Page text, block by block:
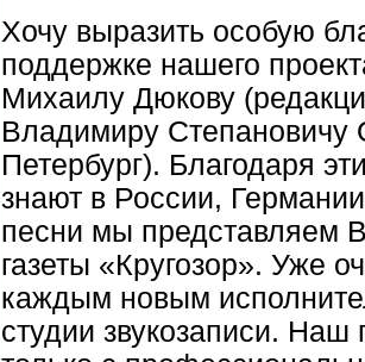
Хочу выразить особую
поддержке нашего
Михаилу Дюкову
Владимиру Степановичу
Петербург). Благодаря
знают в России,
песни мы представляем
газеты «Кругозор». Уже
каждым новым
студии звукозаписи. Наш